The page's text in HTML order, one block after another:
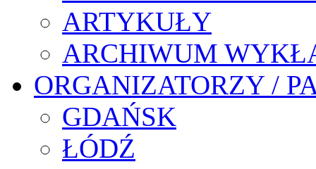
ARTYKUŁY
ARCHIWUM
ORGANIZATORZY /
GDAŃSK
ŁÓDŹ